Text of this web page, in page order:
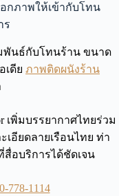
กภาพให้เข้ากับโทน
ร
พันธ์กับโทนร้าน ขนาด
เดีย ภาพติดผนังร้าน
เพิ่มบรรยากาศไทยร่วม
อียดลายเรือนไทย ท่า
อบริการได้ชัดเจน
778-1114